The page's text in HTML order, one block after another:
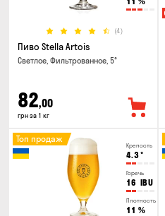
(4)
Пиво Stella Artois
Светлое, Фильтрованное, 5°
82,00
грн за 1 кг
Крепость
4.3°
Горечь
16 IBU
Плотность
11 %
Топ продаж